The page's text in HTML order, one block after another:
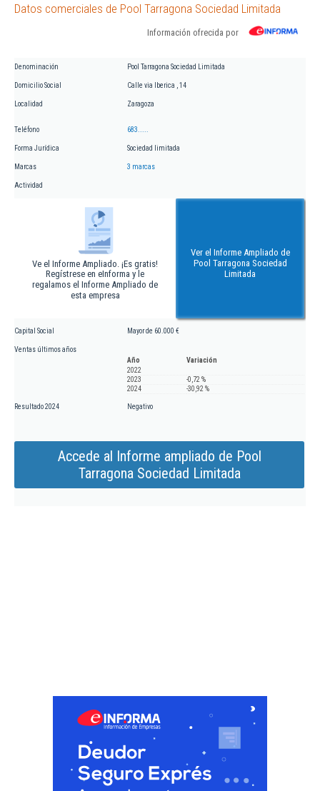
Datos comerciales de Pool Tarragona Sociedad Limitada
Información ofrecida por
Denominación Pool Tarragona Sociedad Limitada
Domicilio Social Calle via Iberica , 14
Localidad Zaragoza
Teléfono 683.....
Forma Jurídica Sociedad limitada
Marcas 3 marcas
Actividad
Ve el Informe Ampliado. ¡Es gratis!
Regístrese en eInforma y le
regalamos el Informe Ampliado de
esta empresa
Ver el Informe Ampliado de
Pool Tarragona Sociedad
Limitada
Capital Social Mayor de 60.000 €
Ventas últimos años
Año
Variación
2022
2023
-0,72 %
2024
-30,92 %
Resultado 2024 Negativo
Accede al Informe ampliado de Pool
Tarragona Sociedad Limitada